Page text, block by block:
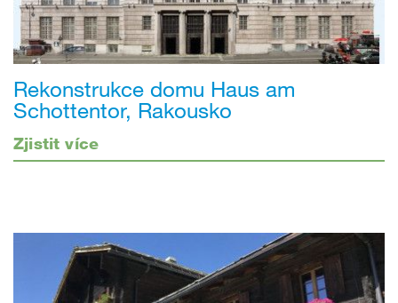
Rekonstrukce domu Haus am
Schottentor, Rakousko
Zjistit více